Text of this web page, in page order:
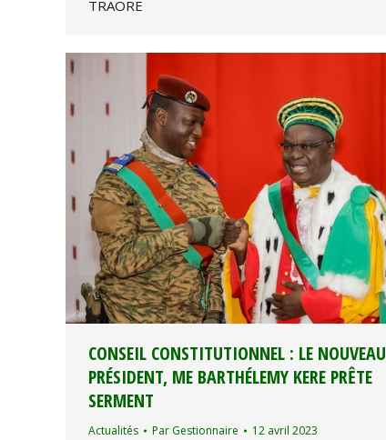
TRAORE
CONSEIL CONSTITUTIONNEL : LE NOUVEAU
PRÉSIDENT, ME BARTHÉLEMY KERE PRÊTE
SERMENT
Actualités Par Gestionnaire 12 avril 2023